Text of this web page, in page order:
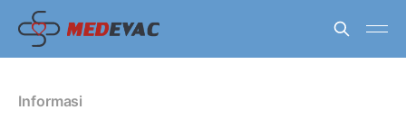
Informasi